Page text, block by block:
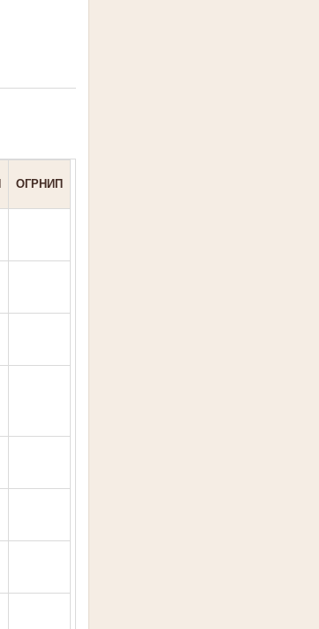
ОГРНИП